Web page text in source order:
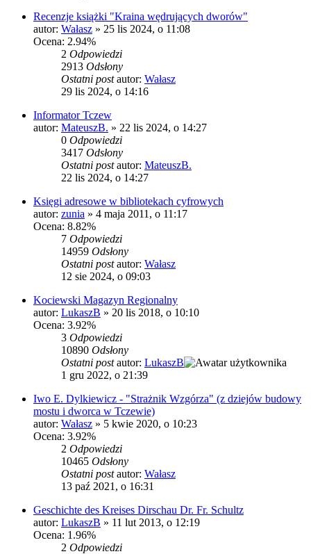
Recenzje książki "Kraina wędrujących dworów"
autor: Wałasz » 25 lis 2024, o 11:08
Ocena: 2.94%
2 Odpowiedzi
2913 Odsłony
Ostatni postautor: Wałasz
29 lis 2024, o 14:16
Informator Tczew
autor: MateuszB. » 22 lis 2024, o 14:27
0 Odpowiedzi
3417 Odsłony
Ostatni postautor: MateuszB.
22 lis 2024, o 14:27
Księgi adresowe w bibliotekach cyfrowych
autor: zunia » 4 maja 2011, o 11:17
Ocena: 8.82%
7 Odpowiedzi
14959 Odsłony
Ostatni postautor: Wałasz
12 sie 2024, o 09:03
Kociewski Magazyn Regionalny
autor: LukaszB » 20 lis 2018, o 10:10
Ocena: 3.92%
3 Odpowiedzi
10890 Odsłony
Ostatni postautor: LukaszB
1 gru 2022, o 21:39
Iwo E. Dylkiewicz - "Strażnik Wzgórza" (z dziejów budowy
mostu i dworca w Tczewie)
autor: Wałasz » 5 kwie 2020, o 10:23
Ocena: 3.92%
2 Odpowiedzi
10465 Odsłony
Ostatni postautor: Wałasz
13 paź 2021, o 16:31
Geschichte des Kreises Dirschau Dr. Fr. Schultz
autor: LukaszB » 11 lut 2013, o 12:19
Ocena: 1.96%
2 Odpowiedzi